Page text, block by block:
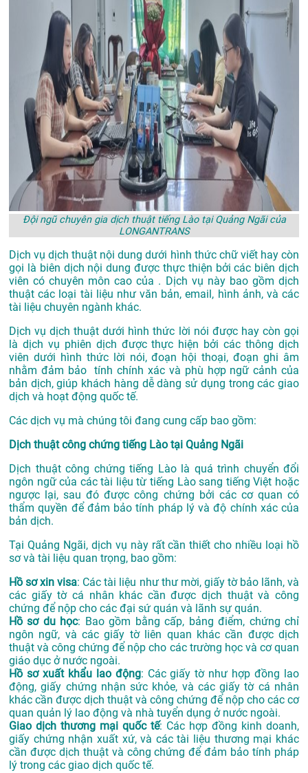
Đội ngũ chuyên gia dịch thuật tiếng Lào tại Quảng Ngãi của
LONGANTRANS
Dịch vụ dịch thuật nội dung dưới hình thức chữ viết hay còn
gọi là biên dịch nội dung được thực thiện bởi các biên dịch
viên có chuyên môn cao của . Dịch vụ này bao gồm dịch
thuật các loại tài liệu như văn bản, email, hình ảnh, và các
tài liệu chuyên ngành khác.
Dịch vụ dịch thuật dưới hình thức lời nói được hay còn gọi
là dịch vụ phiên dịch được thực hiện bởi các thông dịch
viên dưới hình thức lời nói, đoạn hội thoại, đoạn ghi âm
nhằm đảm bảo tính chính xác và phù hợp ngữ cảnh của
bản dịch, giúp khách hàng dễ dàng sử dụng trong các giao
dịch và hoạt động quốc tế.
Các dịch vụ mà chúng tôi đang cung cấp bao gồm:
Dịch thuật công chứng tiếng Lào tại Quảng Ngãi
Dịch thuật công chứng tiếng Lào là quá trình chuyển đổi
ngôn ngữ của các tài liệu từ tiếng Lào sang tiếng Việt hoặc
ngược lại, sau đó được công chứng bởi các cơ quan có
thẩm quyền để đảm bảo tính pháp lý và độ chính xác của
bản dịch.
Tại Quảng Ngãi, dịch vụ này rất cần thiết cho nhiều loại hồ
sơ và tài liệu quan trọng, bao gồm:
Hồ sơ xin visa: Các tài liệu như thư mời, giấy tờ bảo lãnh, và
các giấy tờ cá nhân khác cần được dịch thuật và công
chứng để nộp cho các đại sứ quán và lãnh sự quán.
Hồ sơ du học: Bao gồm bằng cấp, bảng điểm, chứng chỉ
ngôn ngữ, và các giấy tờ liên quan khác cần được dịch
thuật và công chứng để nộp cho các trường học và cơ quan
giáo dục ở nước ngoài.
Hồ sơ xuất khẩu lao động: Các giấy tờ như hợp đồng lao
động, giấy chứng nhận sức khỏe, và các giấy tờ cá nhân
khác cần được dịch thuật và công chứng để nộp cho các cơ
quan quản lý lao động và nhà tuyển dụng ở nước ngoài.
Giao dịch thương mại quốc tế: Các hợp đồng kinh doanh,
giấy chứng nhận xuất xứ, và các tài liệu thương mại khác
cần được dịch thuật và công chứng để đảm bảo tính pháp
lý trong các giao dịch quốc tế.